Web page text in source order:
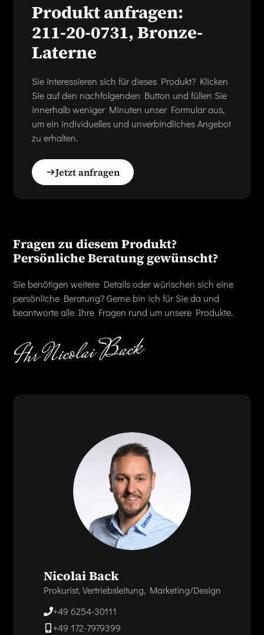
Produkt anfragen:
211-20-0731, Bronze-
Laterne
Sie interessieren sich für dieses Produkt? Klicken
Sie auf den nachfolgenden Button und füllen Sie
innerhalb weniger Minuten unser Formular aus,
um ein individuelles und unverbindliches Angebot
zu erhalten.
Jetzt anfragen
Fragen zu diesem Produkt?
Persönliche Beratung gewünscht?
Sie benötigen weitere Details oder wünschen sich eine
persönliche Beratung? Gerne bin ich für Sie da und
beantworte alle Ihre Fragen rund um unsere Produkte.
Nicolai Back
Prokurist, Vertriebsleitung, Marketing/Design
+49 6254-30111
+49 172-7979399